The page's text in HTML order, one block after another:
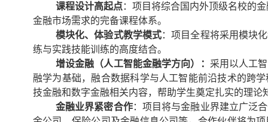
课程设计高起点：项目将综合国内外顶级名校的
金融市场需求的完备课程体系。
模块化、体验式教学模式：项目全程将采用模块
练与实践技能训练的高度结合。
增设金融（人工智能金融学方向）： 采用以人工
融学为基础，融合数据科学与人工智能前沿技术的跨
技金融和数字金融相关内容，帮助学生奠定扎实的理
金融业界紧密合作：项目将与金融业界建立广泛